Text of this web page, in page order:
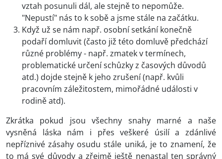
vztah posunuli dál, ale stejně to nepomůže.
"Nepustí" nás to k sobě a jsme stále na začátku.
Když už se nám např. osobní setkání konečně
podaří domluvit (často již této domluvě předchází
různé problémy - např. zmatek v termínech,
problematické určení schůzky z časových důvodů
atd.) dojde stejně k jeho zrušení (např. kvůli
pracovním záležitostem, mimořádné události v
rodině atd).
Zkrátka pokud jsou všechny snahy marné a naše
vysněná láska nám i přes veškeré úsilí a zdánlivé
nepříznivé zásahy osudu stále uniká, je to znamení, že
to má své důvody a zřejmě ještě nenastal ten správný